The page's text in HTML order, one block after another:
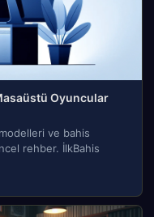
Oyuncular
ve bahis
rehber. İlkBahis